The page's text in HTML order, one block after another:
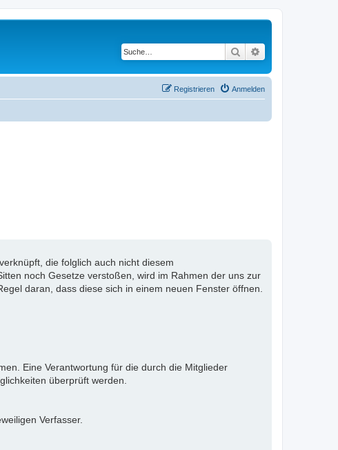
Suche
Anmelden
Registrieren
die folglich auch nicht diesem
noch Gesetze verstoßen, wird im Rahmen der uns zur
daran, dass diese sich in einem neuen Fenster öffnen.
Eine Verantwortung für die durch die Mitglieder
überprüft werden.
Verfasser.